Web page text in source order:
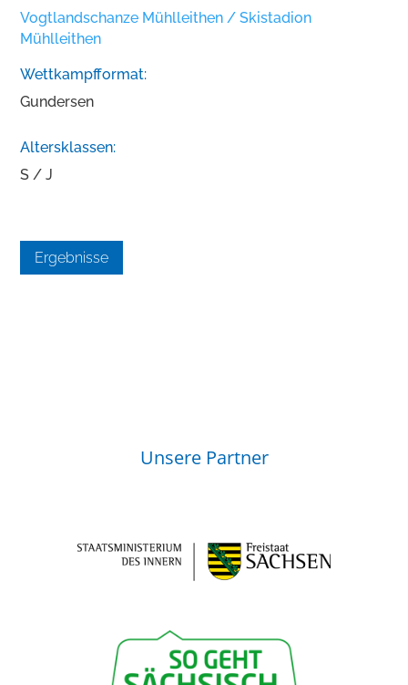
Vogtlandschanze Mühlleithen / Skistadion
Mühlleithen
Wettkampfformat:
Gundersen
Altersklassen:
S / J
Ergebnisse
Unsere Partner